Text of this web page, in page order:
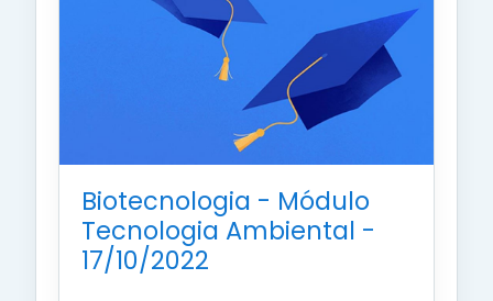
Biotecnologia - Módulo
Tecnologia Ambiental -
17/10/2022